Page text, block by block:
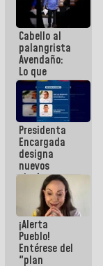
marco de la
Constitución
de la
República
Cabello al
palangrista
Avendaño:
Lo que
vayas a
escribir
hazlo hoy
por que no
sabemos si
la semana
que viene
hay
programa
Presidenta
Encargada
designa
nuevos
titulares en
Viceministerio
de Energía
Eléctrica y
CORPOELEC
¡Alerta
Pueblo!
Entérese del
"plan